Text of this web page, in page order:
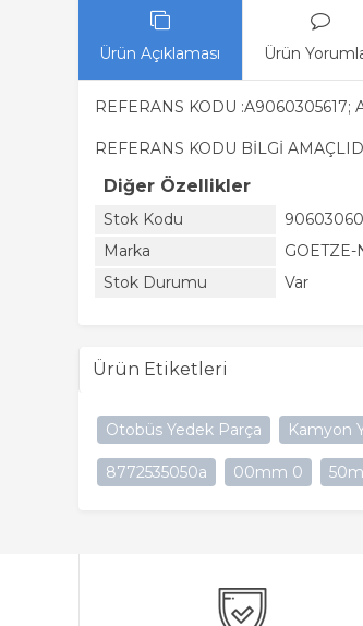
Ürün Açıklaması Ürün
REFERANS KODU :A9060305617;
REFERANS KODU BİLGİ
Diğer Özellikler
Stok Kodu
Marka
Stok Durumu
Var
Ürün Etiketleri
Otobüs Yedek Parça Kamyon
8772535050a 00mm 0